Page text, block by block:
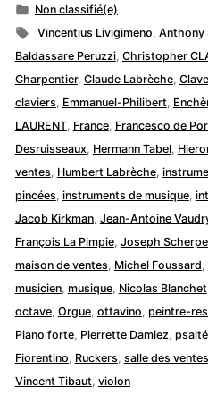
par
Publié
dans
Non classifié(e)
Étiquettes :
Vincentius Livigimeno ,Anthony
Baldassare Peruzzi, Christopher
Charpentier, Claude Labrèche,
claviers Emmanuel-Philibert
LAURENT, France, Francesco de
Desruisseaux, Hermann Tabel,
ventes Humbert Labrèche,
pincées instruments de musique,
Jacob Kirkman, Jean-Antoine
François La Pimpie, Joseph
maison de ventes Michel Foussard
musicien, musique, Nicolas Blanchet
octave, Orgue, ottavino peintre-
Piano forte, Pierrette Damiez
Fiorentino Ruckers salle des ventes
Vincent Tibaut violon